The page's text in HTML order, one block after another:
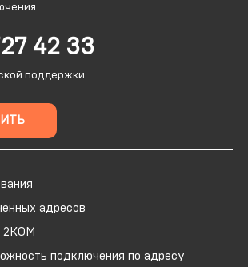
42 33
поддержки
адресов
2КОМ
подключения по адресу